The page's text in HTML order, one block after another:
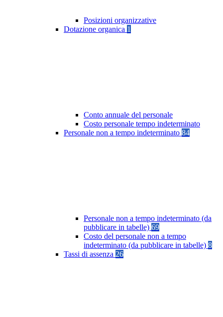
Posizioni organizzative
Dotazione organica 1
Conto annuale del personale
Costo personale tempo indeterminato
Personale non a tempo indeterminato 84
Personale non a tempo indeterminato (da
pubblicare in tabelle) 69
Costo del personale non a tempo
indeterminato (da pubblicare in tabelle) 8
Tassi di assenza 26